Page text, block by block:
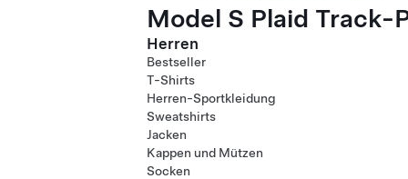
Model S Plaid Track-
Herren
Bestseller
T-Shirts
Herren-Sportkleidung
Sweatshirts
Jacken
Kappen und Mützen
Socken